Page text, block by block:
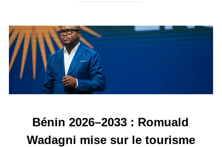
Bénin 2026–2033 : Romuald
Wadagni mise sur le tourisme